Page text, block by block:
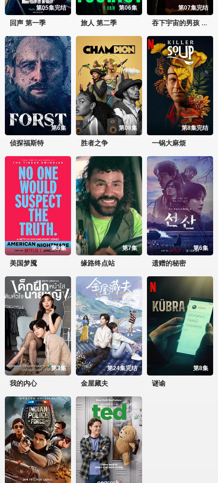
第05集完结
回声 第一季
第06集
旅人 第二季
第07集完结
吞下宇宙的男孩 第一季
第6集
侦探福斯特
第08集
胜者之争
第8集完结
一锅大麻烦
第3集
美国梦魇
第7集
缘路终点站
第6集
遗赠的秘密
第3集
我的内心
第24集完结
金屋藏夫
第8集
谜谕